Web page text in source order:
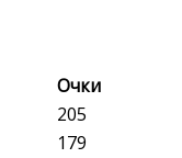
Очки
205
179